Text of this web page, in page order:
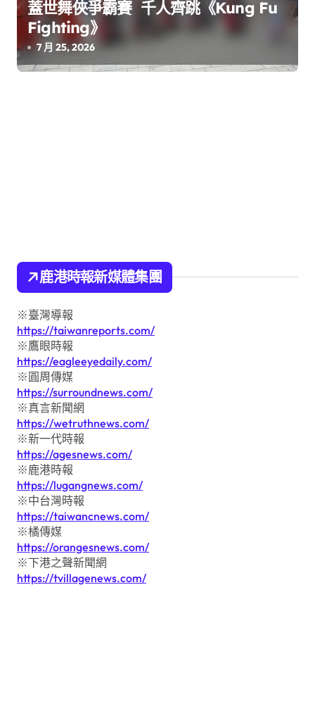
蓋世舞俠爭霸賽 千人齊跳《Kung Fu
Fighting》
7 月 25, 2026
鹿港時報新媒體集團
※臺灣導報
https://taiwanreports.com/
※鷹眼時報
https://eagleeyedaily.com/
※圓周傳媒
https://surroundnews.com/
※真言新聞網
https://wetruthnews.com/
※新一代時報
https://agesnews.com/
※鹿港時報
https://lugangnews.com/
※中台灣時報
https://taiwancnews.com/
※橘傳媒
https://orangesnews.com/
※下港之聲新聞網
https://tvillagenews.com/